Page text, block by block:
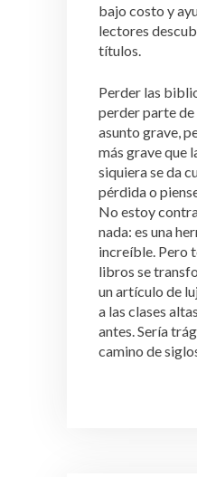
bajo costo y
lectores
títulos.
Perder las
perder parte de
asunto grave,
más grave que
siquiera se da
pérdida o
No estoy
nada: es una
increíble. Pero
libros se
un artículo de
a las clases
antes. Sería
camino de